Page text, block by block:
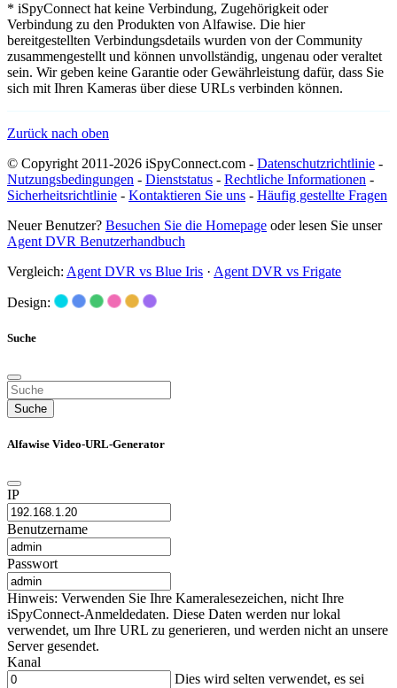
* iSpyConnect hat keine Verbindung, Zugehörigkeit oder
Verbindung zu den Produkten von Alfawise. Die hier
bereitgestellten Verbindungsdetails wurden von der Community
zusammengestellt und können unvollständig, ungenau oder veraltet
sein. Wir geben keine Garantie oder Gewährleistung dafür, dass Sie
sich mit Ihren Kameras über diese URLs verbinden können.
Zurück nach oben
© Copyright 2011-2026 iSpyConnect.com - Datenschutzrichtlinie -
Nutzungsbedingungen - Dienststatus - Rechtliche Informationen -
Sicherheitsrichtlinie - Kontaktieren Sie uns - Häufig gestellte Fragen
Neuer Benutzer? Besuchen Sie die Homepage oder lesen Sie unser
Agent DVR Benutzerhandbuch
Vergleich: Agent DVR vs Blue Iris · Agent DVR vs Frigate
Design:
Suche
Suche
Alfawise Video-URL-Generator
IP
Benutzername
Passwort
Hinweis: Verwenden Sie Ihre Kameralesezeichen, nicht Ihre
iSpyConnect-Anmeldedaten. Diese Daten werden nur lokal
verwendet, um Ihre URL zu generieren, und werden nicht an unsere
Server gesendet.
Kanal
Dies wird selten verwendet, es sei